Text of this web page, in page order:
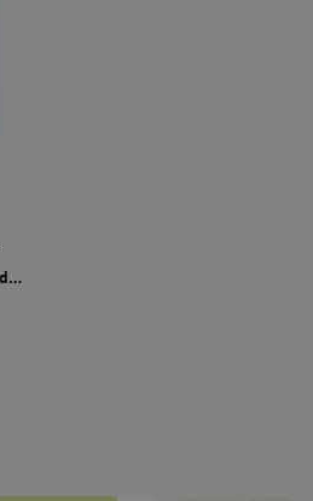
Mali Bogowie Tom 1 Piorun do drapania